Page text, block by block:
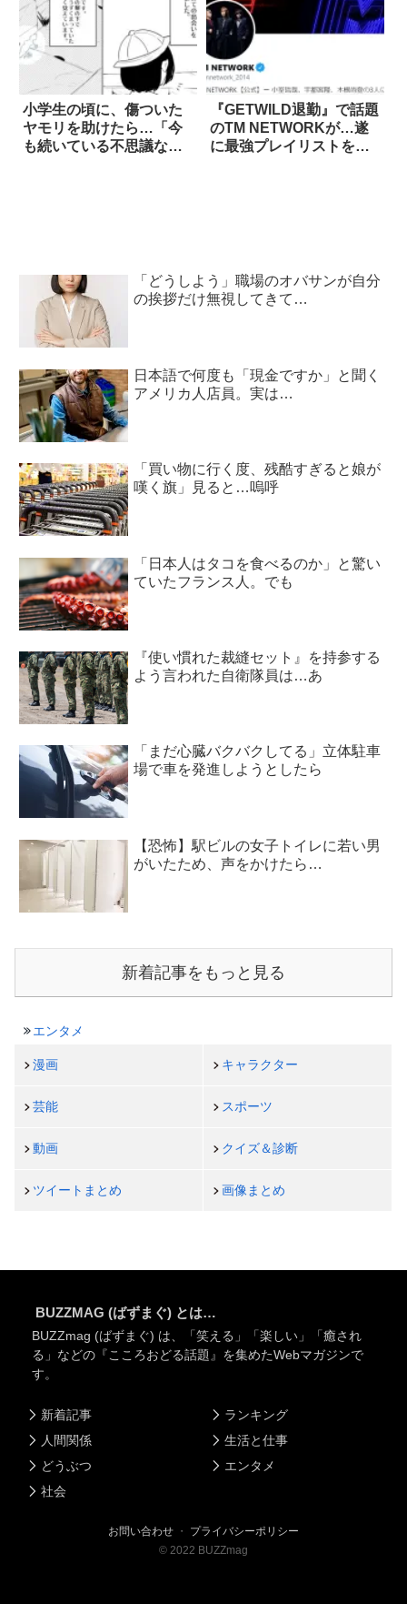
小学生の頃に、傷ついた
ヤモリを助けたら…「今
も続いている不思議な
『GETWILD退勤』で話題
のTM NETWORKが…遂
に最強プレイリストを発
「どうしよう」職場のオバサンが自分
の挨拶だけ無視してきて…
日本語で何度も「現金ですか」と聞く
アメリカ人店員。実は…
「買い物に行く度、残酷すぎると娘が
嘆く旗」見ると…嗚呼
「日本人はタコを食べるのか」と驚い
ていたフランス人。でも
『使い慣れた裁縫セット』を持参する
よう言われた自衛隊員は…あ
「まだ心臓バクバクしてる」立体駐車
場で車を発進しようとしたら
【恐怖】駅ビルの女子トイレに若い男
がいたため、声をかけたら…
新着記事をもっと見る
エンタメ
漫画 キャラクター
芸能 スポーツ
動画 クイズ＆診断
ツイートまとめ 画像まとめ
BUZZMAG (ばずまぐ) とは…
BUZZmag (ばずまぐ) は、「笑える」「楽しい」「癒され
る」などの『こころおどる話題』を集めたWebマガジンで
す。
新着記事
人間関係
どうぶつ
社会
ランキング
生活と仕事
エンタメ
お問い合わせ ・ プライバシーポリシー
© 2022 BUZZmag